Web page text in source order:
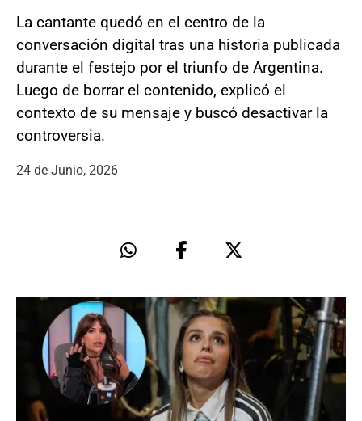
La cantante quedó en el centro de la
conversación digital tras una historia publicada
durante el festejo por el triunfo de Argentina.
Luego de borrar el contenido, explicó el
contexto de su mensaje y buscó desactivar la
controversia.
24 de Junio, 2026